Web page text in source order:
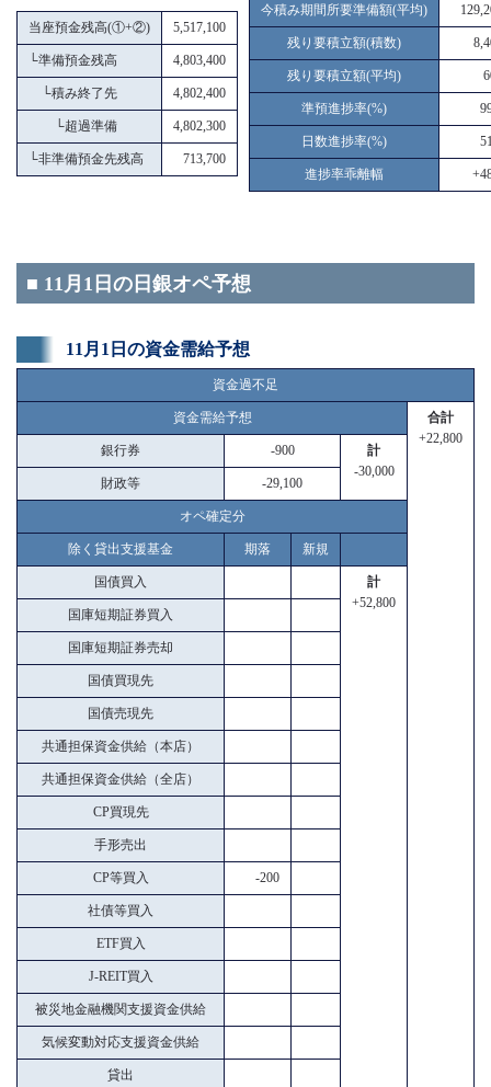
当座預金残高(①+②) 5,517,100
└準備預金残高 4,803,400
└積み終了先 4,802,400
└超過準備 4,802,300
└非準備預金先残高 713,700
今積み期間所要準備額(平均)
残り要積立額(積数)
残り要積立額(平均)
準預進捗率(%)
日数進捗率(%)
進捗率乖離幅
■ 11月1日の日銀オペ予想
11月1日の資金需給予想
資金過不足
資金需給予想
合計
+22,800
銀行券 -900
計
-30,000
財政等 -29,100
オペ確定分
除く貸出支援基金 期落 新規
国債買入
計
+52,800
国庫短期証券買入
国庫短期証券売却
国債買現先
国債売現先
共通担保資金供給（本店）
共通担保資金供給（全店）
CP買現先
手形売出
CP等買入 -200
社債等買入
ETF買入
J-REIT買入
被災地金融機関支援資金供給
気候変動対応支援資金供給
貸出